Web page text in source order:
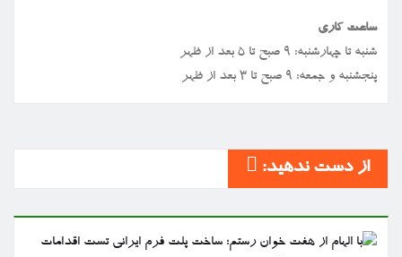
ساعت کاری
شنبه تا چهارشنبه: ۹ صبح تا ۵ بعد از ظهر
پنجشنبه و جمعه: ۹ صبح تا ۳ بعد از ظهر
از دست ندهید: